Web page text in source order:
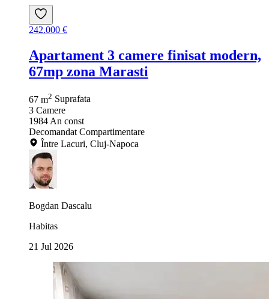
242.000 €
Apartament 3 camere finisat modern,
67mp zona Marasti
67 m2 Suprafata
3 Camere
1984 An const
Decomandat Compartimentare
Între Lacuri, Cluj-Napoca
Bogdan Dascalu
Habitas
21 Jul 2026